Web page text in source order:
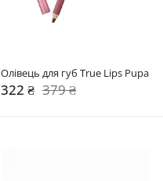
Олівець для губ True Lips Pupa
322 ₴ 379 ₴